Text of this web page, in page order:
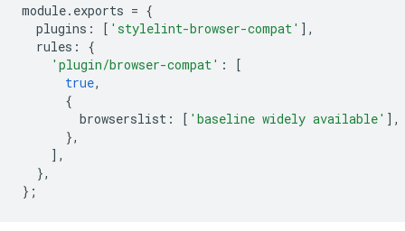
module. exports = {
plugins : [ 'stylelint-browser-compat' ],
rules :
{
'plugin/browser-compat' :
[
true,
{
browserslist : [ 'baseline widely available' ],
},
],
},
};